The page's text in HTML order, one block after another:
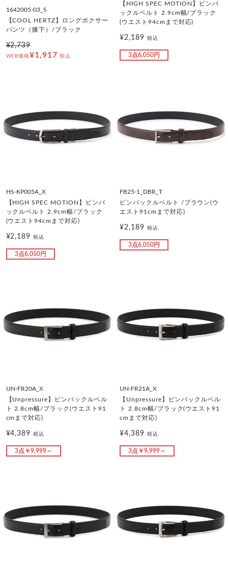
1642005-03_S
【COOL HERTZ】ロングボクサー
パンツ（膝下）/ブラック
¥2,739
WEB価格¥1,917 税込
【HIGH SPEC MOTION】ピンバ
ックルベルト 2.9cm幅/ブラック
(ウエスト94cmまで対応)
¥2,189 税込
3点6,050円
HS-KP005A_X
【HIGH SPEC MOTION】ピンバ
ックルベルト 2.9cm幅/ブラック
(ウエスト94cmまで対応)
¥2,189税込
3点6,050円
FB25-1_DBR_T
ピンバックルベルト /ブラウン(ウ
エスト91cmまで対応)
¥2,189 税込
3点6,050円
UN-FR20A_X
【Unpressure】ピンバックルベル
ト 2.8cm幅/ブラック(ウエスト91
cmまで対応)
¥4,389税込
3点￥9,999～
UN-FR21A_X
【Unpressure】ピンバックルベル
ト 2.8cm幅/ブラック(ウエスト91
cmまで対応)
¥4,389 税込
3点￥9,999～